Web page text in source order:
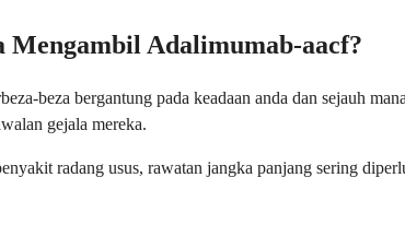
Mengambil Adalimumab-aacf?
beza bergantung pada keadaan anda dan sejauh
gejala mereka.
radang usus, rawatan jangka panjang sering